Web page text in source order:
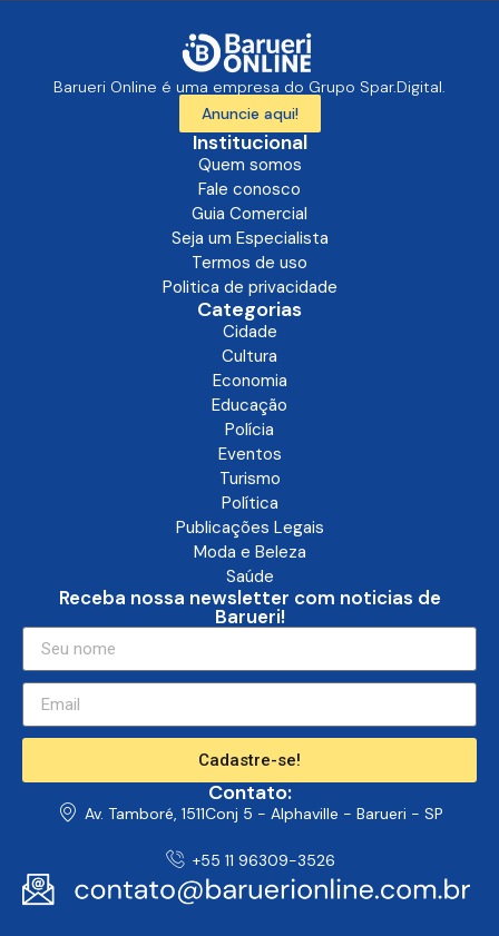
Barueri Online é uma empresa do Grupo Spar.Digital.
Anuncie aqui!
Institucional
Quem somos
Fale conosco
Guia Comercial
Seja um Especialista
Termos de uso
Politica de privacidade
Categorias
Cidade
Cultura
Economia
Educação
Polícia
Eventos
Turismo
Política
Publicações Legais
Moda e Beleza
Saúde
Receba nossa newsletter com noticias de
Barueri!
Cadastre-se!
Contato:
Av. Tamboré, 1511Conj 5 - Alphaville - Barueri - SP
+55 11 96309-3526